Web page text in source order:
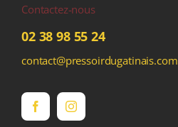
Contactez-nous
02 38 98 55 24
contact@pressoirdugatinais.com